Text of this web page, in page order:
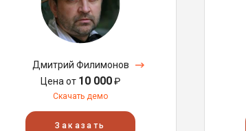
Дмитрий Филимонов
Цена от 10 000₽
Скачать демо
Заказать